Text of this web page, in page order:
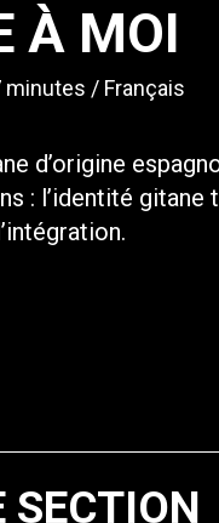
À MOI
minutes Français
d’origine
: l’identité gitane
SECTION